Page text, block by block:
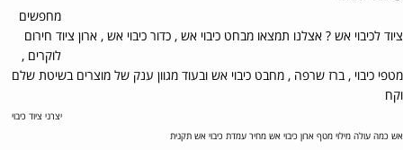
מחפשים
ציוד לכיבוי אש ? אצלנו תמצאו מבחט כיבוי אש , כדור כיבוי אש , ארון ציוד חירום
לוקרים ,
מטפי כיבוי , ברז שרפה , מחבט כיבוי אש ובעוד מגוון ענק של מוצרים בשיטת שלם
וקח
יצרני ציוד כיבוי
אש כמה עולה מילוי מטף ארון כיבוי אש מחיר עמדת כיבוי אש תקנית